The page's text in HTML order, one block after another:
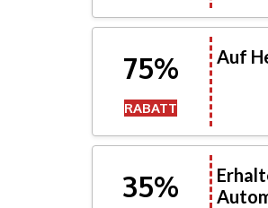
75%
RABATT
Auf
35%